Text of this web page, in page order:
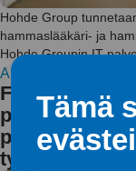
Tämä
Hohde Group
hammaslääkäri- ja
Hohde Groupin IT-
ASIAKASTARINA
Fintraffic
palvelumalli
tyytyväisinä